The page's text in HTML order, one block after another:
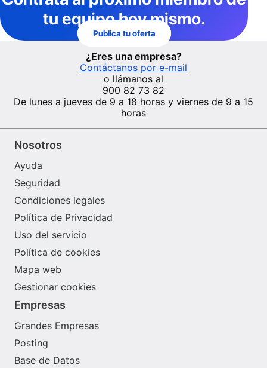
tu equipo hoy mismo.
Publica tu oferta
¿Eres una empresa?
Contáctanos por e-mail
o llámanos al
900 82 73 82
De lunes a jueves de 9 a 18 horas y viernes de 9 a 15
horas
Nosotros
Ayuda
Seguridad
Condiciones legales
Política de Privacidad
Uso del servicio
Política de cookies
Mapa web
Gestionar cookies
Empresas
Grandes Empresas
Posting
Base de Datos